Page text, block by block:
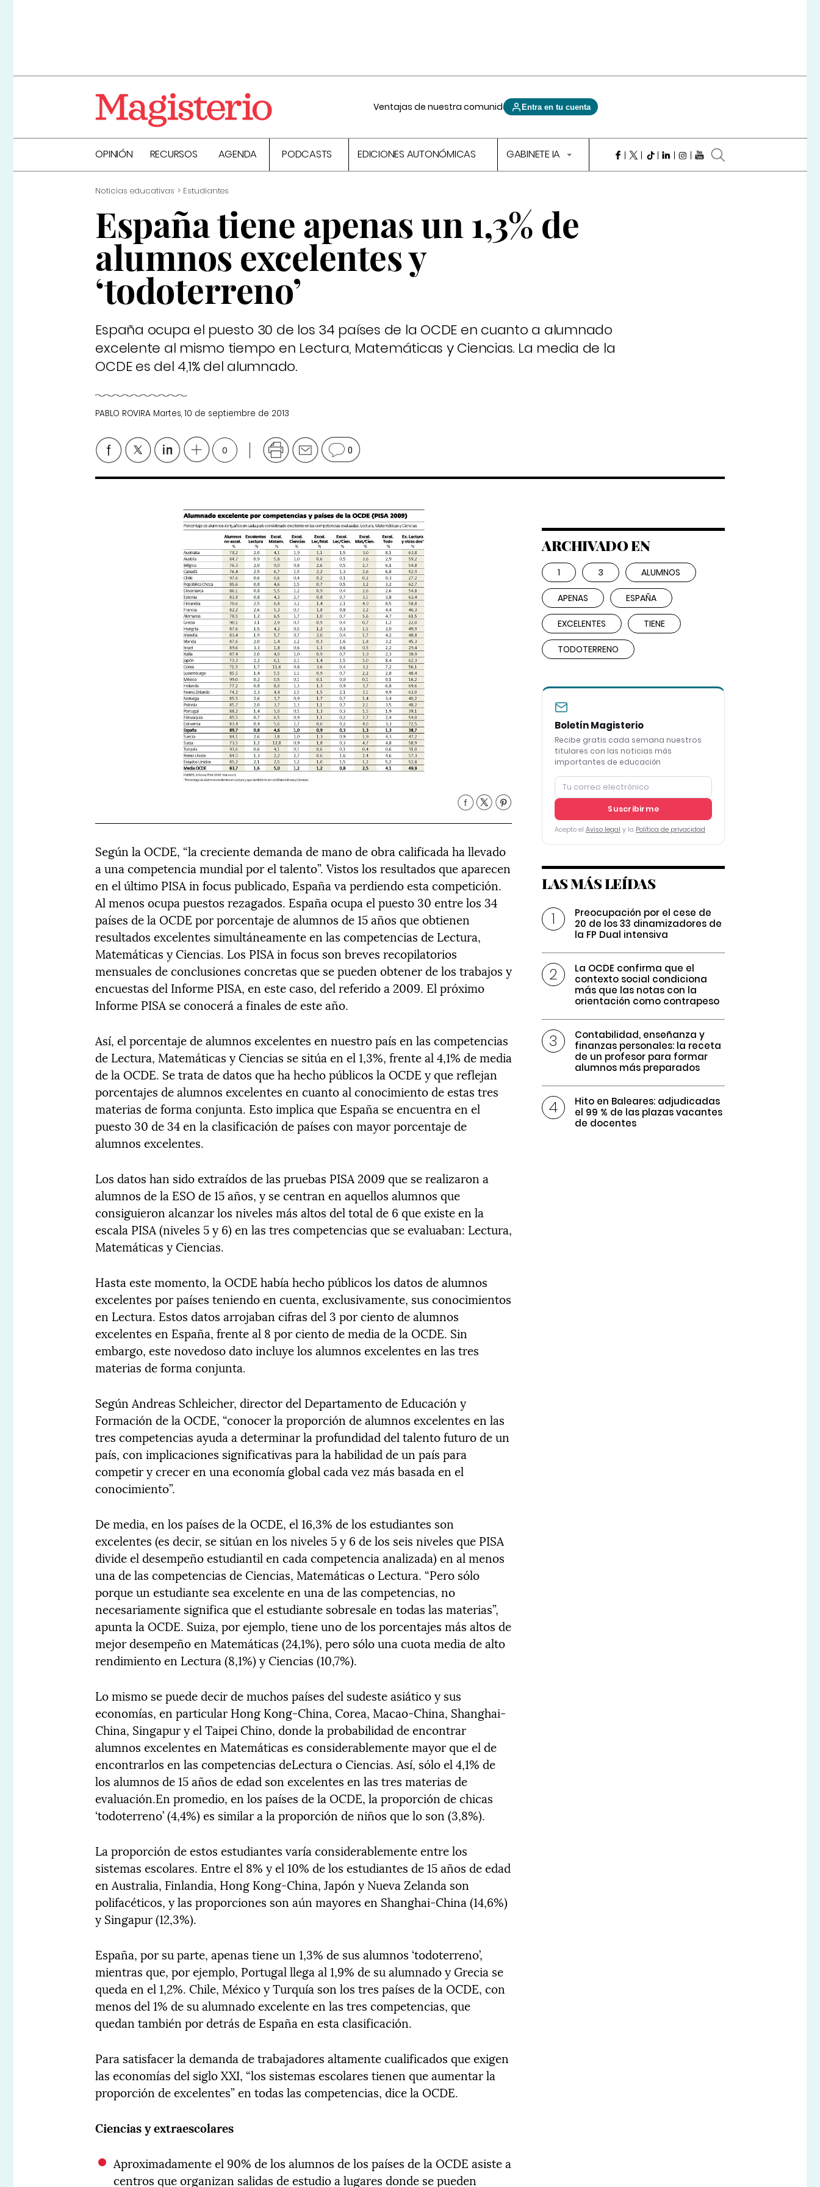
Ventajas de nuestra comunidad Entra en tu cuenta
OPINIÓN RECURSOS AGENDA PODCASTS EDICIONES AUTONÓMICAS GABINETE IA
Noticias educativas Estudiantes
España tiene apenas un 1,3% de
alumnos excelentes y
‘todoterreno’
España ocupa el puesto 30 de los 34 países de la OCDE en cuanto a alumnado
excelente al mismo tiempo en Lectura, Matemáticas y Ciencias. La media de la
OCDE es del 4,1% del alumnado.
PABLO ROVIRA Martes, 10 de septiembre de 2013
0 0
Según la OCDE, “la creciente demanda de mano de obra calificada ha llevado
a una competencia mundial por el talento”. Vistos los resultados que aparecen
en el último PISA in focus publicado, España va perdiendo esta competición.
Al menos ocupa puestos rezagados. España ocupa el puesto 30 entre los 34
países de la OCDE por porcentaje de alumnos de 15 años que obtienen
resultados excelentes simultáneamente en las competencias de Lectura,
Matemáticas y Ciencias. Los PISA in focus son breves recopilatorios
mensuales de conclusiones concretas que se pueden obtener de los trabajos y
encuestas del Informe PISA, en este caso, del referido a 2009. El próximo
Informe PISA se conocerá a finales de este año.
Así, el porcentaje de alumnos excelentes en nuestro país en las competencias
de Lectura, Matemáticas y Ciencias se sitúa en el 1,3%, frente al 4,1% de media
de la OCDE. Se trata de datos que ha hecho públicos la OCDE y que reflejan
porcentajes de alumnos excelentes en cuanto al conocimiento de estas tres
materias de forma conjunta. Esto implica que España se encuentra en el
puesto 30 de 34 en la clasificación de países con mayor porcentaje de
alumnos excelentes.
Los datos han sido extraídos de las pruebas PISA 2009 que se realizaron a
alumnos de la ESO de 15 años, y se centran en aquellos alumnos que
consiguieron alcanzar los niveles más altos del total de 6 que existe en la
escala PISA (niveles 5 y 6) en las tres competencias que se evaluaban: Lectura,
Matemáticas y Ciencias.
Hasta este momento, la OCDE había hecho públicos los datos de alumnos
excelentes por países teniendo en cuenta, exclusivamente, sus conocimientos
en Lectura. Estos datos arrojaban cifras del 3 por ciento de alumnos
excelentes en España, frente al 8 por ciento de media de la OCDE. Sin
embargo, este novedoso dato incluye los alumnos excelentes en las tres
materias de forma conjunta.
Según Andreas Schleicher, director del Departamento de Educación y
Formación de la OCDE, “conocer la proporción de alumnos excelentes en las
tres competencias ayuda a determinar la profundidad del talento futuro de un
país, con implicaciones significativas para la habilidad de un país para
competir y crecer en una economía global cada vez más basada en el
conocimiento”.
De media, en los países de la OCDE, el 16,3% de los estudiantes son
excelentes (es decir, se sitúan en los niveles 5 y 6 de los seis niveles que PISA
divide el desempeño estudiantil en cada competencia analizada) en al menos
una de las competencias de Ciencias, Matemáticas o Lectura. “Pero sólo
porque un estudiante sea excelente en una de las competencias, no
necesariamente significa que el estudiante sobresale en todas las materias”,
apunta la OCDE. Suiza, por ejemplo, tiene uno de los porcentajes más altos de
mejor desempeño en Matemáticas (24,1%), pero sólo una cuota media de alto
rendimiento en Lectura (8,1%) y Ciencias (10,7%).
Lo mismo se puede decir de muchos países del sudeste asiático y sus
economías, en particular Hong Kong-China, Corea, Macao-China, Shanghai-
China, Singapur y el Taipei Chino, donde la probabilidad de encontrar
alumnos excelentes en Matemáticas es considerablemente mayor que el de
encontrarlos en las competencias deLectura o Ciencias. Así, sólo el 4,1% de
los alumnos de 15 años de edad son excelentes en las tres materias de
evaluación.En promedio, en los países de la OCDE, la proporción de chicas
‘todoterreno’ (4,4​​%) es similar a la proporción de niños que lo son (3,8%).
La proporción de estos estudiantes varía considerablemente entre los
sistemas escolares. Entre el 8% y el 10% de los estudiantes de 15 años de edad
en Australia, Finlandia, Hong Kong-China, Japón y Nueva Zelanda son
polifacéticos, y las proporciones son aún mayores en Shanghai-China (14,6%)
y Singapur (12,3%).
España, por su parte, apenas tiene un 1,3% de sus alumnos ‘todoterreno’,
mientras que, por ejemplo, Portugal llega al 1,9% de su alumnado y Grecia se
queda en el 1,2%. Chile, México y Turquía son los tres países de la OCDE, con
menos del 1% de su alumnado excelente en las tres competencias, que
quedan también por detrás de España en esta clasificación.
Para satisfacer la demanda de trabajadores altamente cualificados que exigen
las economías del siglo XXI, “los sistemas escolares tienen que aumentar la
proporción de excelentes” en todas las competencias, dice la OCDE.
Ciencias y extraescolares
Aproximadamente el 90% de los alumnos de los países de la OCDE asiste a
centros que organizan salidas de estudio a lugares donde se pueden
ARCHIVADO EN
1 3 ALUMNOS
APENAS ESPAÑA
EXCELENTES TIENE
TODOTERRENO
Boletín Magisterio
Recibe gratis cada semana nuestros
titulares con las noticias más
importantes de educación
Suscribirme
Acepto el Aviso legal y la Política de privacidad
LAS MÁS LEÍDAS
Preocupación por el cese de
20 de los 33 dinamizadores de
la FP Dual intensiva
La OCDE confirma que el
contexto social condiciona
más que las notas con la
orientación como contrapeso
Contabilidad, enseñanza y
finanzas personales: la receta
de un profesor para formar
alumnos más preparados
Hito en Baleares: adjudicadas
el 99 % de las plazas vacantes
de docentes